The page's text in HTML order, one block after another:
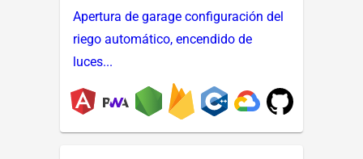
Apertura de garage configuración del
riego automático, encendido de
luces...